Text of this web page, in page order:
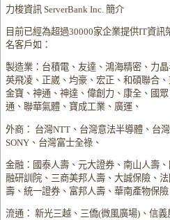
力梭資訊 ServerBank Inc. 簡介
目前已經為超過30000家企業提供IT資訊
名客戶如：
製造業：台積電、友達、鴻海精密、力
英飛凌、正崴、均豪、宏正、和碩聯合
金寶、神通、神達、偉創力、康全、國
通、聯華氣體、寶成工業、廣運、
外商： 台灣NTT、台灣意法半導體、台
SONY、台灣富士全祿、
金融：國泰人壽、元大證券、南山人壽
融研訓院、三商美邦人壽、大誠保險、
壽、統一證券、富邦人壽、華南產物保
流通： 新光三越、三僑(微風廣場)、信義